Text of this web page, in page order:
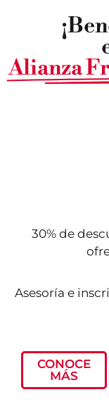
Alianza
30% de
Asesoría e
CONOCE
MÁS